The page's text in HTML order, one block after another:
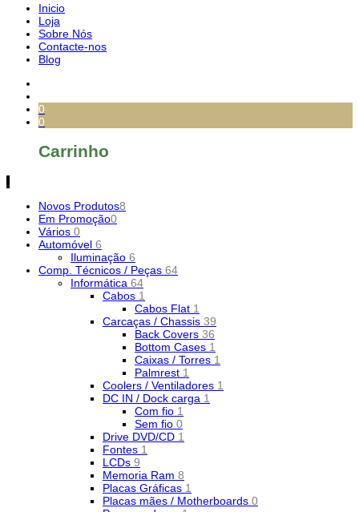
Inicio
Loja
Sobre Nós
Contacte-nos
Blog
0
0
Carrinho
Novos Produtos8
Em Promoção0
Vários 0
Automóvel 6
Iluminação 6
Comp. Técnicos / Peças 64
Informática 64
Cabos 1
Cabos Flat 1
Carcaças / Chassis 39
Back Covers 36
Bottom Cases 1
Caixas / Torres 1
Palmrest 1
Coolers / Ventiladores 1
DC IN / Dock carga 1
Com fio 1
Sem fio 0
Drive DVD/CD 1
Fontes 1
LCDs 9
Memoria Ram 8
Placas Gráficas 1
Placas mães / Motherboards 0